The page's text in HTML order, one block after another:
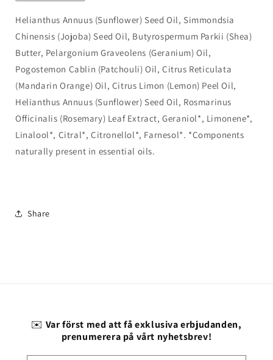
Helianthus Annuus (Sunflower) Seed Oil, Simmondsia
Chinensis (Jojoba) Seed Oil, Butyrospermum Parkii (Shea)
Butter, Pelargonium Graveolens (Geranium) Oil,
Pogostemon Cablin (Patchouli) Oil, Citrus Reticulata
(Mandarin Orange) Oil, Citrus Limon (Lemon) Peel Oil,
Helianthus Annuus (Sunflower) Seed Oil, Rosmarinus
Officinalis (Rosemary) Leaf Extract, Geraniol*, Limonene*,
Linalool*, Citral*, Citronellol*, Farnesol*. *Components
naturally present in essential oils.
Share
✉️ Var först med att få exklusiva erbjudanden,
prenumerera på vårt nyhetsbrev!